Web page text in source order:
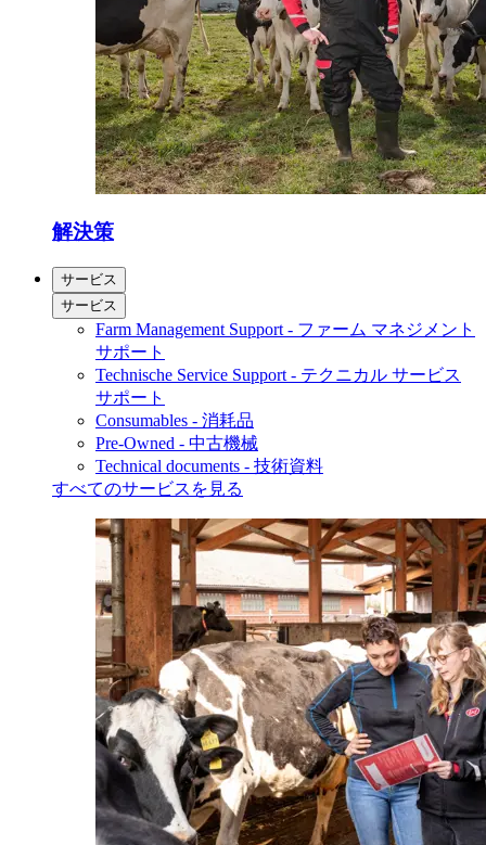
解決策
サービス
サービス
Farm Management Support - ファーム マネジメント
サポート
Technische Service Support - テクニカル サービス
サポート
Consumables - 消耗品
Pre-Owned - 中古機械
Technical documents - 技術資料
すべてのサービスを見る